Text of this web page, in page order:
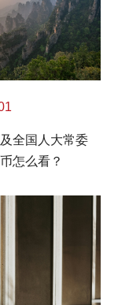
全国人大常委
怎么看？